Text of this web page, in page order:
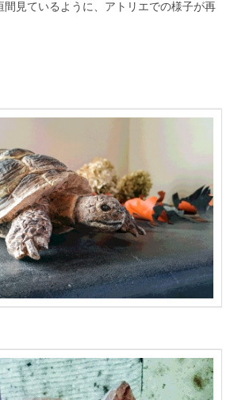
間見ているように、アトリエでの様子が再